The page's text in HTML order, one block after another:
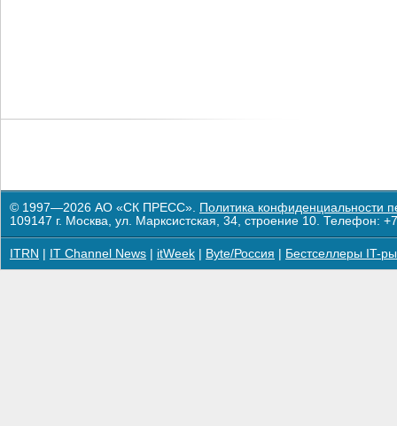
© 1997—2026 АО «СК ПРЕСС». Политика конфиденциальности
109147 г. Москва, ул. Марксистская, 34, строение 10. Телефон:
ITRN IT Channel News itWeek Byte/Россия Бестселлеры IT-